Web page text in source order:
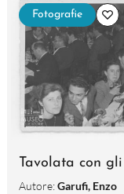
Fotografie
Tavolata con
Autore:Garufi, Enzo